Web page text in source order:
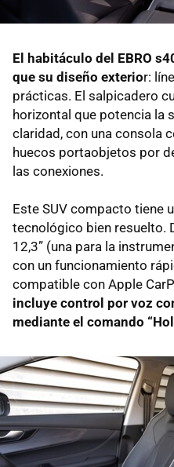
El habitáculo del EBRO
que su diseño exterior:
prácticas. El salpicadero
horizontal que potencia la
claridad, con una consola
huecos portaobjetos por
las conexiones.
Este SUV compacto tiene
tecnológico bien resuelto.
12,3” (una para la
con un funcionamiento
compatible con Apple
incluye control por voz
mediante el comando